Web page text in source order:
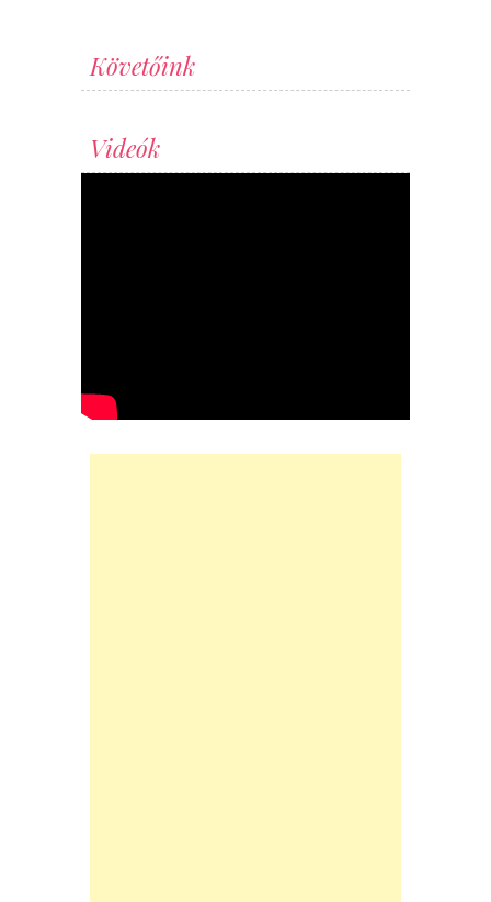
Követőink
Videók